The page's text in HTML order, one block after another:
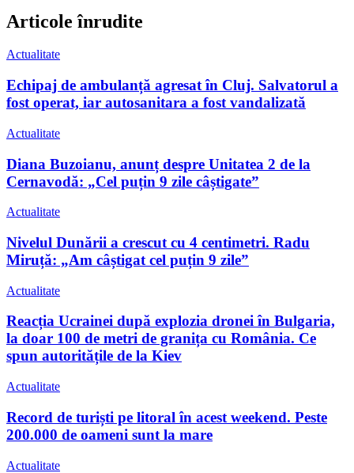
Articole înrudite
Actualitate
Echipaj de ambulanță agresat în Cluj. Salvatorul a
fost operat, iar autosanitara a fost vandalizată
Actualitate
Diana Buzoianu, anunț despre Unitatea 2 de la
Cernavodă: „Cel puțin 9 zile câștigate”
Actualitate
Nivelul Dunării a crescut cu 4 centimetri. Radu
Miruță: „Am câștigat cel puțin 9 zile”
Actualitate
Reacția Ucrainei după explozia dronei în Bulgaria,
la doar 100 de metri de granița cu România. Ce
spun autoritățile de la Kiev
Actualitate
Record de turiști pe litoral în acest weekend. Peste
200.000 de oameni sunt la mare
Actualitate